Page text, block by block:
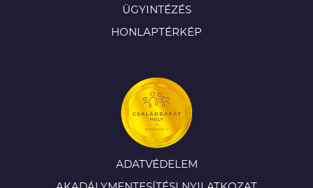
ÜGYINTÉZÉS
HONLAPTÉRKÉP
ADATVÉDELEM